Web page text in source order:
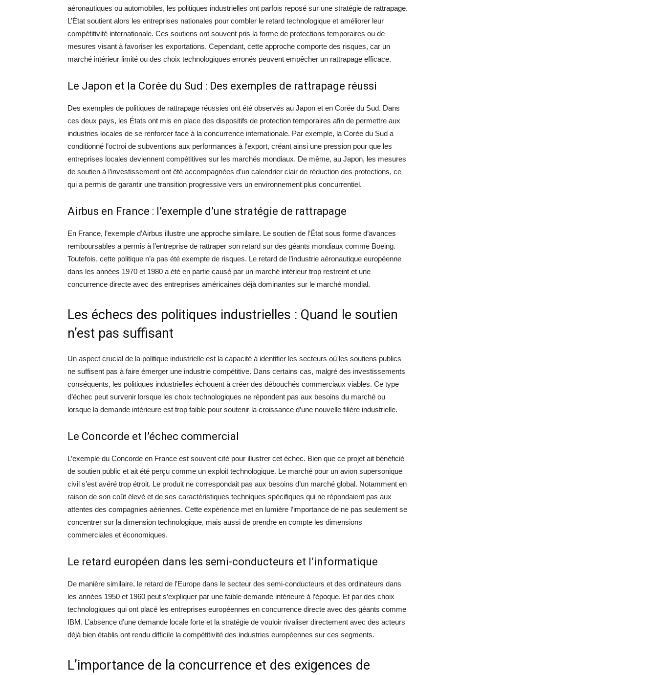
aéronautiques ou automobiles, les politiques industrielles ont parfois reposé sur une stratégie de rattrapage.
L’État soutient alors les entreprises nationales pour combler le retard technologique et améliorer leur
compétitivité internationale. Ces soutiens ont souvent pris la forme de protections temporaires ou de
mesures visant à favoriser les exportations. Cependant, cette approche comporte des risques, car un
marché intérieur limité ou des choix technologiques erronés peuvent empêcher un rattrapage efficace.
Le Japon et la Corée du Sud : Des exemples de rattrapage réussi
Des exemples de politiques de rattrapage réussies ont été observés au Japon et en Corée du Sud. Dans
ces deux pays, les États ont mis en place des dispositifs de protection temporaires afin de permettre aux
industries locales de se renforcer face à la concurrence internationale. Par exemple, la Corée du Sud a
conditionné l’octroi de subventions aux performances à l’export, créant ainsi une pression pour que les
entreprises locales deviennent compétitives sur les marchés mondiaux. De même, au Japon, les mesures
de soutien à l’investissement ont été accompagnées d’un calendrier clair de réduction des protections, ce
qui a permis de garantir une transition progressive vers un environnement plus concurrentiel.
Airbus en France : l’exemple d’une stratégie de rattrapage
En France, l’exemple d’Airbus illustre une approche similaire. Le soutien de l’État sous forme d’avances
remboursables a permis à l’entreprise de rattraper son retard sur des géants mondiaux comme Boeing.
Toutefois, cette politique n’a pas été exempte de risques. Le retard de l’industrie aéronautique européenne
dans les années 1970 et 1980 a été en partie causé par un marché intérieur trop restreint et une
concurrence directe avec des entreprises américaines déjà dominantes sur le marché mondial.
Les échecs des politiques industrielles : Quand le soutien
n’est pas suffisant
Un aspect crucial de la politique industrielle est la capacité à identifier les secteurs où les soutiens publics
ne suffisent pas à faire émerger une industrie compétitive. Dans certains cas, malgré des investissements
conséquents, les politiques industrielles échouent à créer des débouchés commerciaux viables. Ce type
d’échec peut survenir lorsque les choix technologiques ne répondent pas aux besoins du marché ou
lorsque la demande intérieure est trop faible pour soutenir la croissance d’une nouvelle filière industrielle.
Le Concorde et l’échec commercial
L’exemple du Concorde en France est souvent cité pour illustrer cet échec. Bien que ce projet ait bénéficié
de soutien public et ait été perçu comme un exploit technologique. Le marché pour un avion supersonique
civil s’est avéré trop étroit. Le produit ne correspondait pas aux besoins d’un marché global. Notamment en
raison de son coût élevé et de ses caractéristiques techniques spécifiques qui ne répondaient pas aux
attentes des compagnies aériennes. Cette expérience met en lumière l’importance de ne pas seulement se
concentrer sur la dimension technologique, mais aussi de prendre en compte les dimensions
commerciales et économiques.
Le retard européen dans les semi-conducteurs et l’informatique
De manière similaire, le retard de l’Europe dans le secteur des semi-conducteurs et des ordinateurs dans
les années 1950 et 1960 peut s’expliquer par une faible demande intérieure à l’époque. Et par des choix
technologiques qui ont placé les entreprises européennes en concurrence directe avec des géants comme
IBM. L’absence d’une demande locale forte et la stratégie de vouloir rivaliser directement avec des acteurs
déjà bien établis ont rendu difficile la compétitivité des industries européennes sur ces segments.
L’importance de la concurrence et des exigences de